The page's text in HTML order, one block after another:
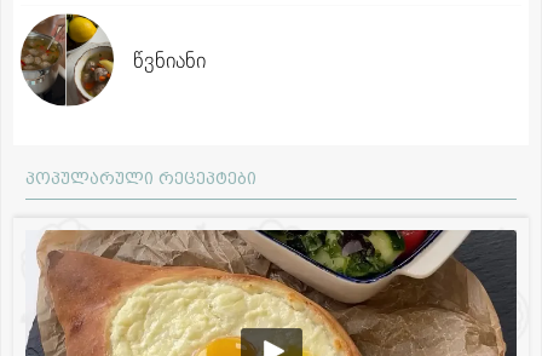
წვნიანი
პოპულარული რეცეპტები